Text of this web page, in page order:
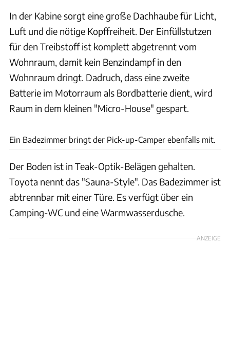
In der Kabine sorgt eine große Dachhaube für Licht,
Luft und die nötige Kopffreiheit. Der Einfüllstutzen
für den Treibstoff ist komplett abgetrennt vom
Wohnraum, damit kein Benzindampf in den
Wohnraum dringt. Dadruch, dass eine zweite
Batterie im Motorraum als Bordbatterie dient, wird
Raum in dem kleinen "Micro-House" gespart.
Ein Badezimmer bringt der Pick-up-Camper ebenfalls mit.
Der Boden ist in Teak-Optik-Belägen gehalten.
Toyota nennt das "Sauna-Style". Das Badezimmer ist
abtrennbar mit einer Türe. Es verfügt über ein
Camping-WC und eine Warmwasserdusche.
ANZEIGE